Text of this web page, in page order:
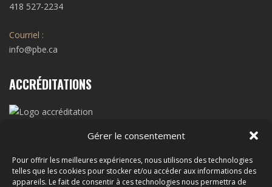
Gérer le consentement
Pour offrir les meilleures expériences, nous utilisons des technologies
telles que les cookies pour stocker et/ou accéder aux informations des
appareils. Le fait de consentir à ces technologies nous permettra de
418 527-2234
Courriel :
info@pbe.ca
ACCRÉDITATIONS
RBQ N˚ 2966-5080
SUIVEZ-NOUS !